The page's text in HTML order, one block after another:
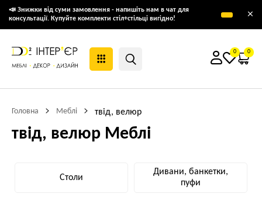
📣 Знижки від суми замовлення - напишіть нам в чат для
консультації. Купуйте комплекти стіл+стільці вигідно!
×
0 0
Головна Меблі твід, велюр
твід, велюр Меблі
Столи
Дивани, банкетки,
пуфи